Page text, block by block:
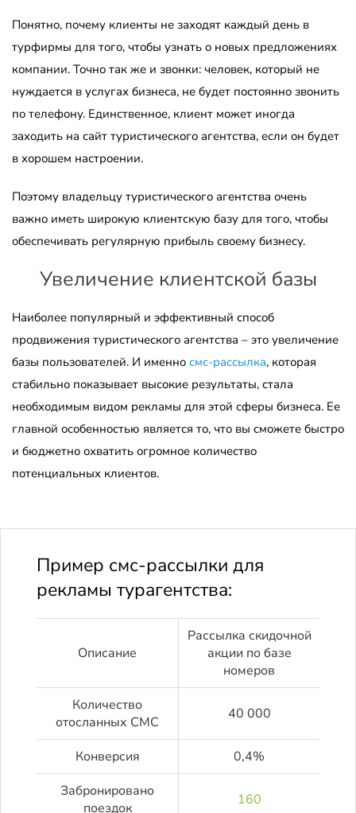
Понятно, почему клиенты не заходят каждый день в
турфирмы для того, чтобы узнать о новых предложениях
компании. Точно так же и звонки: человек, который не
нуждается в услугах бизнеса, не будет постоянно звонить
по телефону. Единственное, клиент может иногда
заходить на сайт туристического агентства, если он будет
в хорошем настроении.
Поэтому владельцу туристического агентства очень
важно иметь широкую клиентскую базу для того, чтобы
обеспечивать регулярную прибыль своему бизнесу.
Увеличение клиентской базы
Наиболее популярный и эффективный способ
продвижения туристического агентства – это увеличение
базы пользователей. И именно смс-рассылка, которая
стабильно показывает высокие результаты, стала
необходимым видом рекламы для этой сферы бизнеса. Ее
главной особенностью является то, что вы сможете быстро
и бюджетно охватить огромное количество
потенциальных клиентов.
Пример смс-рассылки для
рекламы турагентства:
Описание
Рассылка скидочной
акции по базе
номеров
Количество
отосланных СМС
40 000
Конверсия
0,4%
Забронировано
поездок
160